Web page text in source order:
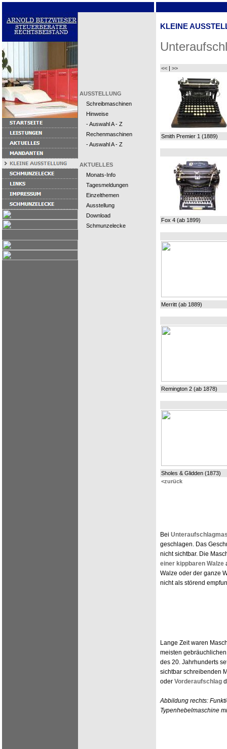
AUSSTELLUNG
Schreibmaschinen
Hinweise
- Auswahl A - Z
Rechenmaschinen
- Auswahl A - Z
AKTUELLES
Monats-Info
Tagesmeldungen
Einzelthemen
Ausstellung
Download
Schmunzelecke
KLEINE
<< | >>
Smith Premier 1 (1889)
Fox 4 (ab 1899)
Merritt (ab 1889)
Remington 2 (ab 1878)
Sholes & Glidden (1873)
<zurück
Bei
geschlagen. Das
nicht sichtbar. Die
einer kippbaren Walze
Walze oder der ganze
nicht als störend
Lange Zeit waren
meisten
des 20. Jahrhunderts
sichtbar schreibenden
oder Vorderaufschlag
Abbildung rechts:
Typenhebelmaschine